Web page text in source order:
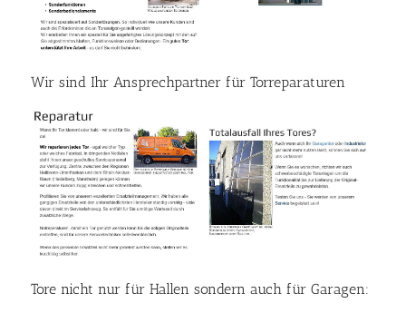
Wir sind Ihr Ansprechpartner für Torreparaturen
Tore nicht nur für Hallen sondern auch für Garagen: